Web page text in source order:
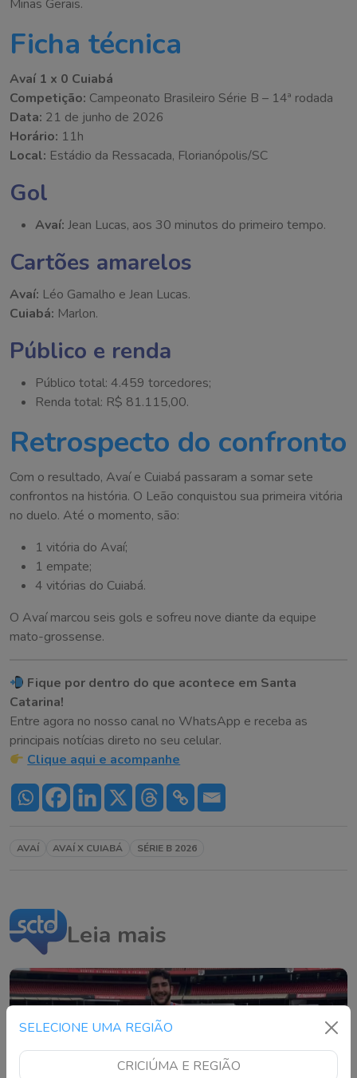
SELECIONE UMA REGIÃO
CRICIÚMA E REGIÃO
Minas Gerais.
Ficha técnica
Avaí 1 x 0 Cuiabá
Competição: Campeonato Brasileiro Série B – 14ª rodada
Data: 21 de junho de 2026
Horário: 11h
Local: Estádio da Ressacada, Florianópolis/SC
Gol
Avaí: Jean Lucas, aos 30 minutos do primeiro tempo.
Cartões amarelos
Avaí: Léo Gamalho e Jean Lucas.
Cuiabá: Marlon.
Público e renda
Público total: 4.459 torcedores;
Renda total: R$ 81.115,00.
Retrospecto do confronto
Com o resultado, Avaí e Cuiabá passaram a somar sete
confrontos na história. O Leão conquistou sua primeira vitória
no duelo. Até o momento, são:
1 vitória do Avaí;
1 empate;
4 vitórias do Cuiabá.
O Avaí marcou seis gols e sofreu nove diante da equipe
mato-grossense.
Fique por dentro do que acontece em Santa
Catarina!
Entre agora no nosso canal no WhatsApp e receba as
principais notícias direto no seu celular.
Clique aqui e acompanhe
AVAÍ AVAÍ X CUIABÁ SÉRIE B 2026
Leia mais